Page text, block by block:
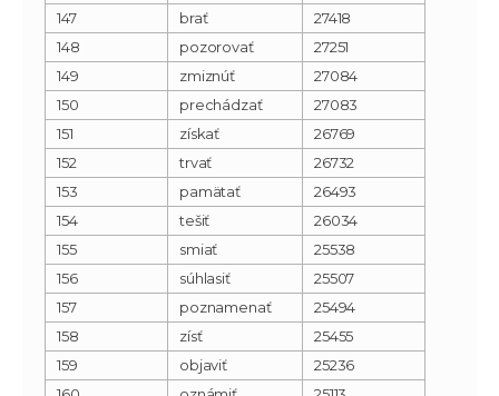
147
brať
27418
148
pozorovať
27251
149
zmiznúť
27084
150
prechádzať
27083
151
získať
26769
152
trvať
26732
153
pamätať
26493
154
tešiť
26034
155
smiať
25538
156
súhlasiť
25507
157
poznamenať
25494
158
zísť
25455
159
objaviť
25236